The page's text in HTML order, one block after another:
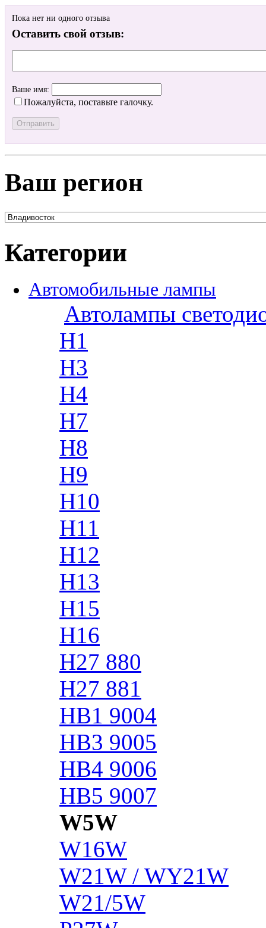
Пока нет ни одного отзыва
Оставить свой отзыв:
Ваше имя:
Пожалуйста, поставьте галочку.
Ваш регион
Категории
Автомобильные лампы
Автолампы
H1
H3
H4
H7
H8
H9
H10
H11
H12
H13
H15
H16
H27 880
H27 881
HB1 9004
HB3 9005
HB4 9006
HB5 9007
W5W
W16W
W21W / WY21W
W21/5W